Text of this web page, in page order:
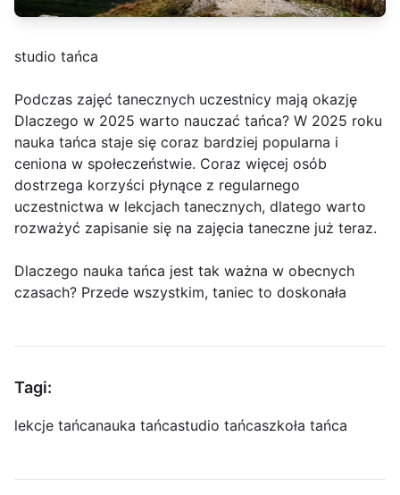
studio tańca
Podczas zajęć tanecznych uczestnicy mają okazję
Dlaczego w 2025 warto nauczać tańca? W 2025 roku
nauka tańca staje się coraz bardziej popularna i
ceniona w społeczeństwie. Coraz więcej osób
dostrzega korzyści płynące z regularnego
uczestnictwa w lekcjach tanecznych, dlatego warto
rozważyć zapisanie się na zajęcia taneczne już teraz.
Dlaczego nauka tańca jest tak ważna w obecnych
czasach? Przede wszystkim, taniec to doskonała
Tagi:
lekcje tańcanauka tańcastudio tańcaszkoła tańca